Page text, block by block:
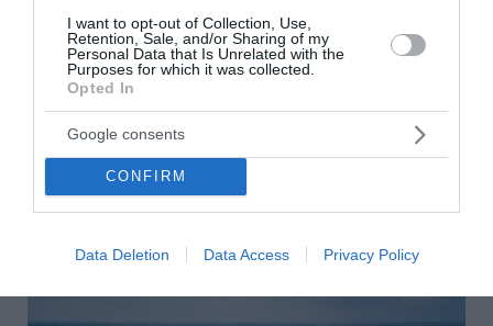
I want to opt-out of Collection, Use,
Retention, Sale, and/or Sharing of my
Personal Data that Is Unrelated with the
Purposes for which it was collected.
Opted In
Google consents
CONFIRM
Data Deletion Data Access Privacy Policy
Ιταλία: Σε κόκκινο συναγερμό και οι 27 πόλεις
λόγω καύσωνα – Έως 48°C στη Νάπολη
Η Ιταλία βρίσκεται ξανά στο κόκκινο, καθώς η χώρα
βιώνει το τέταρτο και ισχυρότερο κύμα καύσωνα του
καλοκαιριού. Το υπουργείο Υγείας έθεσε σε κόκκινο